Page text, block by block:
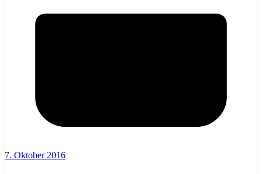
7. Oktober 2016